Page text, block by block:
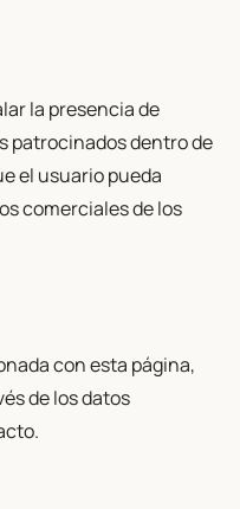
la presencia de
patrocinados dentro de
el usuario pueda
comerciales de los
con esta página,
de los datos